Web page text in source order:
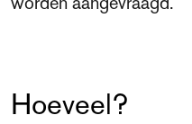
Hoeveel?